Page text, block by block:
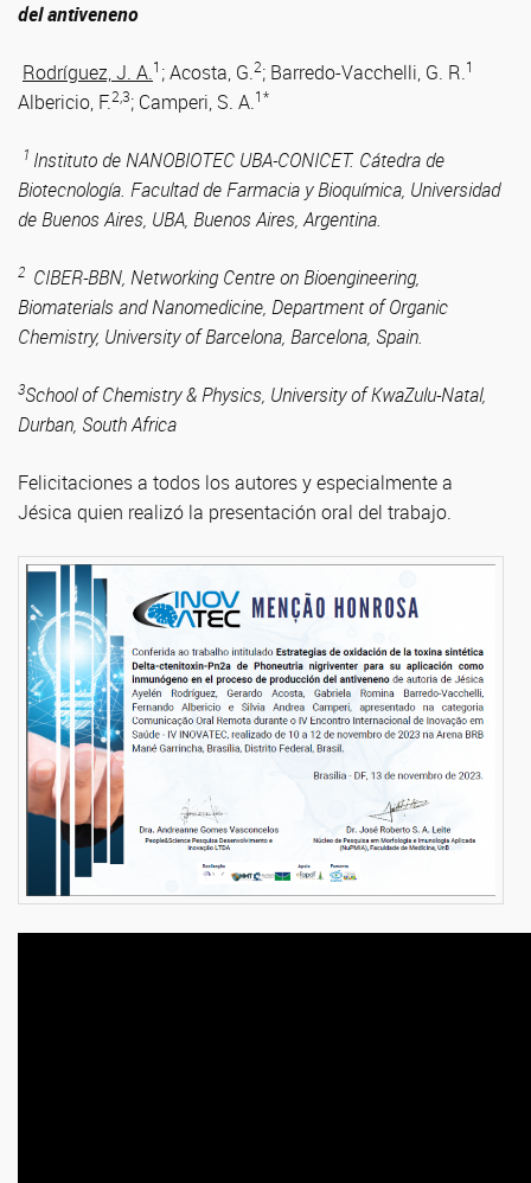
del antiveneno
Rodríguez, J. A.1 ; Acosta, G.2; Barredo-Vacchelli, G. R.1
Albericio, F.2,3; Camperi, S. A.1*
1 Instituto de NANOBIOTEC UBA-CONICET. Cátedra de
Biotecnología. Facultad de Farmacia y Bioquímica, Universidad
de Buenos Aires, UBA, Buenos Aires, Argentina.
2 CIBER-BBN, Networking Centre on Bioengineering,
Biomaterials and Nanomedicine, Department of Organic
Chemistry, University of Barcelona, Barcelona, Spain.
3School of Chemistry & Physics, University of KwaZulu-Natal,
Durban, South Africa
Felicitaciones a todos los autores y especialmente a
Jésica quien realizó la presentación oral del trabajo.